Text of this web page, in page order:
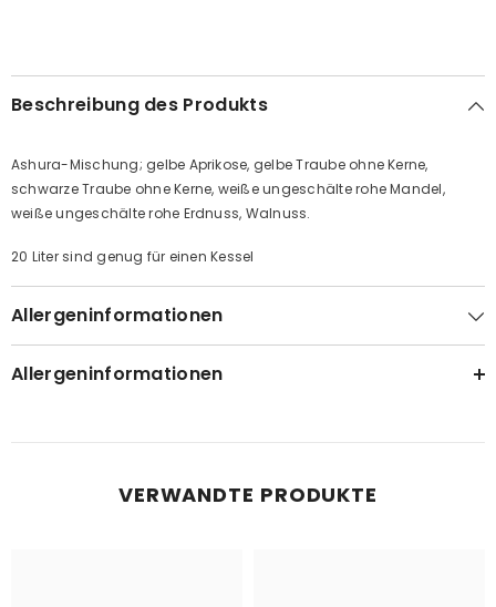
Beschreibung des Produkts
Ashura-Mischung; gelbe Aprikose, gelbe Traube ohne Kerne,
schwarze Traube ohne Kerne, weiße ungeschälte rohe Mandel,
weiße ungeschälte rohe Erdnuss, Walnuss.
20 Liter sind genug für einen Kessel
Allergeninformationen
Allergeninformationen
VERWANDTE PRODUKTE